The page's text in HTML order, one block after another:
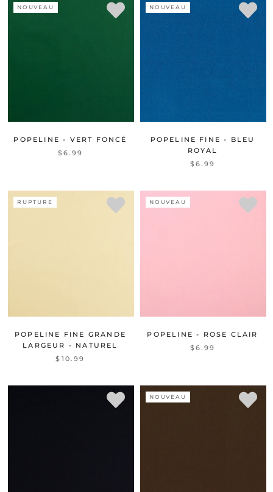
NOUVEAU
POPELINE - VERT FONCÉ
$6.99
NOUVEAU
POPELINE FINE - BLEU
ROYAL
$6.99
RUPTURE
POPELINE FINE GRANDE
LARGEUR - NATUREL
$10.99
NOUVEAU
POPELINE - ROSE CLAIR
$6.99
NOUVEAU